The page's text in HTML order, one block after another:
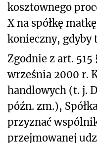
kosztownego
X na spółkę
konieczny, gdyby
Zgodnie z art. 515
września 2000 r.
handlowych (t. j.
późn. zm.),
przyznać
przejmowanej